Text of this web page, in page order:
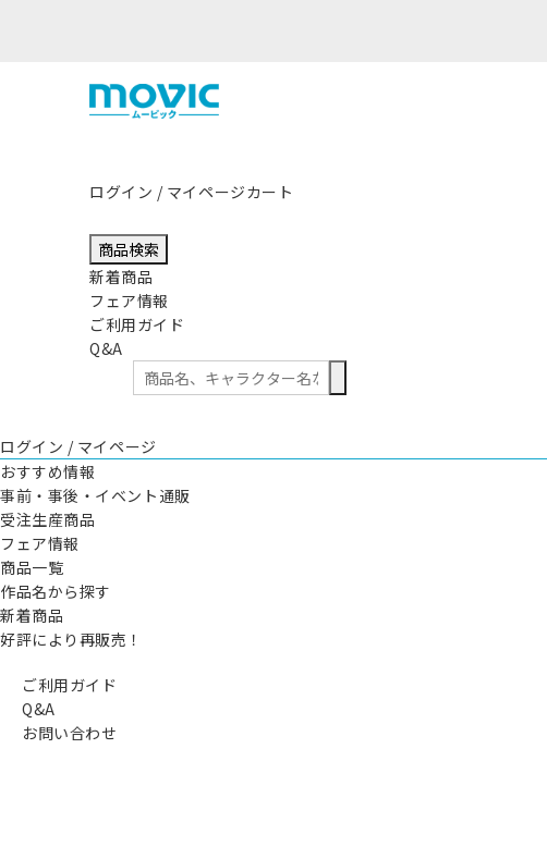
ログイン / マイページカート
商品検索
新着商品
フェア情報
ご利用ガイド
Q&A
ログイン / マイページ
おすすめ情報
事前・事後・イベント通販
受注生産商品
フェア情報
商品一覧
作品名から探す
新着商品
好評により再販売！
ご利用ガイド
Q&A
お問い合わせ